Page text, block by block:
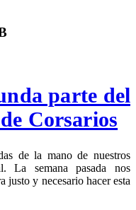
parte del
Corsarios
de la mano de nuestros
La semana pasada nos
justo y necesario hacer esta